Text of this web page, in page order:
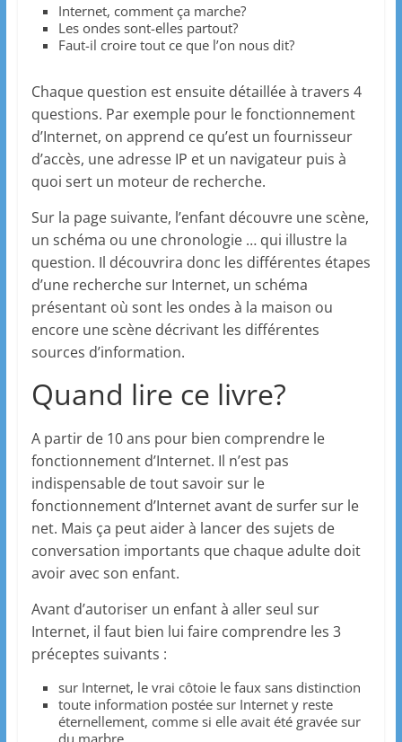
Internet, comment ça marche?
Les ondes sont-elles partout?
Faut-il croire tout ce que l’on nous dit?
Chaque question est ensuite détaillée à travers 4
questions. Par exemple pour le fonctionnement
d’Internet, on apprend ce qu’est un fournisseur
d’accès, une adresse IP et un navigateur puis à
quoi sert un moteur de recherche.
Sur la page suivante, l’enfant découvre une scène,
un schéma ou une chronologie … qui illustre la
question. Il découvrira donc les différentes étapes
d’une recherche sur Internet, un schéma
présentant où sont les ondes à la maison ou
encore une scène décrivant les différentes
sources d’information.
Quand lire ce livre?
A partir de 10 ans pour bien comprendre le
fonctionnement d’Internet. Il n’est pas
indispensable de tout savoir sur le
fonctionnement d’Internet avant de surfer sur le
net. Mais ça peut aider à lancer des sujets de
conversation importants que chaque adulte doit
avoir avec son enfant.
Avant d’autoriser un enfant à aller seul sur
Internet, il faut bien lui faire comprendre les 3
préceptes suivants :
sur Internet, le vrai côtoie le faux sans distinction
toute information postée sur Internet y reste
éternellement, comme si elle avait été gravée sur
du marbre